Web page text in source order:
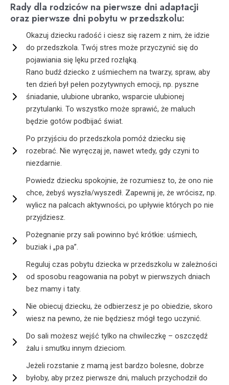
Rady dla rodziców na pierwsze dni adaptacji
oraz pierwsze dni pobytu w przedszkolu:
Okazuj dziecku radość i ciesz się razem z nim, że idzie
do przedszkola. Twój stres może przyczynić się do
pojawiania się lęku przed rozłąką.
Rano budź dziecko z uśmiechem na twarzy, spraw, aby
ten dzień był pełen pozytywnych emocji, np. pyszne
śniadanie, ulubione ubranko, wsparcie ulubionej
przytulanki. To wszystko może sprawić, że maluch
będzie gotów podbijać świat.
Po przyjściu do przedszkola pomóż dziecku się
rozebrać. Nie wyręczaj je, nawet wtedy, gdy czyni to
niezdarnie.
Powiedz dziecku spokojnie, że rozumiesz to, że ono nie
chce, żebyś wyszła/wyszedł. Zapewnij je, że wrócisz, np.
wylicz na palcach aktywności, po upływie których po nie
przyjdziesz.
Pożegnanie przy sali powinno być krótkie: uśmiech,
buziak i „pa pa”.
Reguluj czas pobytu dziecka w przedszkolu w zależności
od sposobu reagowania na pobyt w pierwszych dniach
bez mamy i taty.
Nie obiecuj dziecku, że odbierzesz je po obiedzie, skoro
wiesz na pewno, że nie będziesz mógł tego uczynić.
Do sali możesz wejść tylko na chwileczkę – oszczędź
żalu i smutku innym dzieciom.
Jeżeli rozstanie z mamą jest bardzo bolesne, dobrze
byłoby, aby przez pierwsze dni, maluch przychodził do